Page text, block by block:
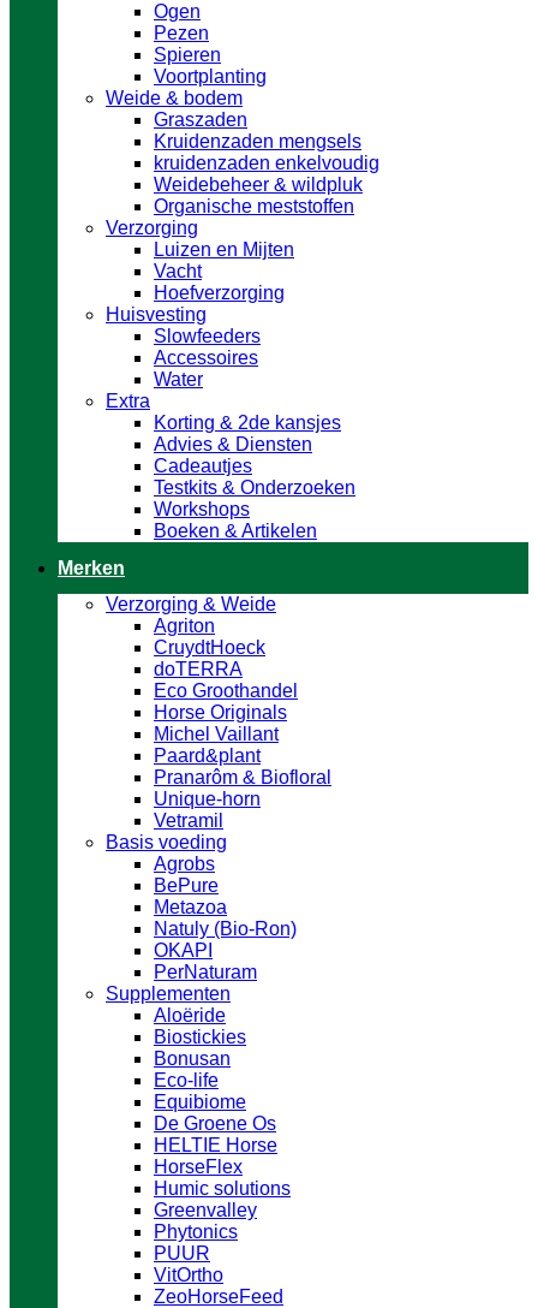
Ogen
Pezen
Spieren
Voortplanting
Weide & bodem
Graszaden
Kruidenzaden mengsels
kruidenzaden enkelvoudig
Weidebeheer & wildpluk
Organische meststoffen
Verzorging
Luizen en Mijten
Vacht
Hoefverzorging
Huisvesting
Slowfeeders
Accessoires
Water
Extra
Korting & 2de kansjes
Advies & Diensten
Cadeautjes
Testkits & Onderzoeken
Workshops
Boeken & Artikelen
Merken
Verzorging & Weide
Agriton
CruydtHoeck
doTERRA
Eco Groothandel
Horse Originals
Michel Vaillant
Paard&plant
Pranarôm & Biofloral
Unique-horn
Vetramil
Basis voeding
Agrobs
BePure
Metazoa
Natuly (Bio-Ron)
OKAPI
PerNaturam
Supplementen
Aloëride
Biostickies
Bonusan
Eco-life
Equibiome
De Groene Os
HELTIE Horse
HorseFlex
Humic solutions
Greenvalley
Phytonics
PUUR
VitOrtho
ZeoHorseFeed